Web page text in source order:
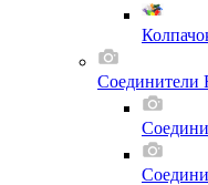
Соединители